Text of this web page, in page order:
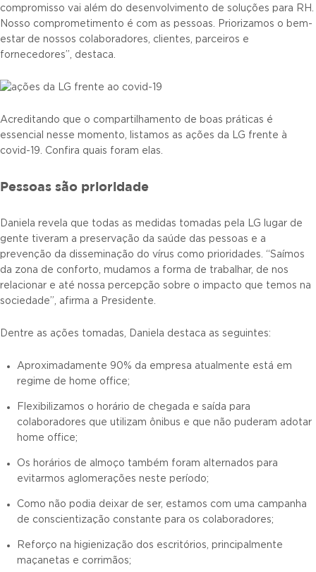
compromisso vai além do desenvolvimento de soluções para RH.
Nosso comprometimento é com as pessoas. Priorizamos o bem-
estar de nossos colaboradores, clientes, parceiros e
fornecedores”, destaca.
Acreditando que o compartilhamento de boas práticas é
essencial nesse momento, listamos as ações da LG frente à
covid-19. Confira quais foram elas.
Pessoas são prioridade
Daniela revela que todas as medidas tomadas pela LG lugar de
gente tiveram a preservação da saúde das pessoas e a
prevenção da disseminação do vírus como prioridades. “Saímos
da zona de conforto, mudamos a forma de trabalhar, de nos
relacionar e até nossa percepção sobre o impacto que temos na
sociedade”, afirma a Presidente.
Dentre as ações tomadas, Daniela destaca as seguintes:
Aproximadamente 90% da empresa atualmente está em
regime de home office;
Flexibilizamos o horário de chegada e saída para
colaboradores que utilizam ônibus e que não puderam adotar
home office;
Os horários de almoço também foram alternados para
evitarmos aglomerações neste período;
Como não podia deixar de ser, estamos com uma campanha
de conscientização constante para os colaboradores;
Reforço na higienização dos escritórios, principalmente
maçanetas e corrimãos;